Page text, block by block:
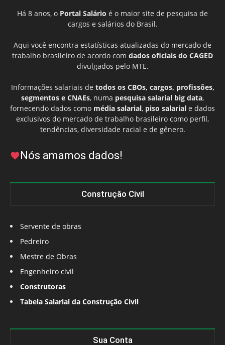
Há 8 anos, o Portal Salário é o maior site de pesquisa de
cargos e salários do Brasil.
Aqui você encontra estatísticas atualizadas do mercado de
trabalho brasileiro de acordo com dados oficiais do CAGED
divulgados pelo MTE.
Informações salariais de todos os CBOs, cargos, profissões,
segmentos e CNAEs, numa pesquisa salarial big data,
fornecendo dados como média salarial, piso salarial e dados
exclusivos do mercado de trabalho brasileiro como perfil,
tendências, diversidade racial e de gênero.
Nós amamos dados!
Construção Civil
Servente de obras
Pedreiro
Mestre de Obras
Engenheiro civil
Construtoras
Tabela Salarial da Construção Civil
Sua Conta